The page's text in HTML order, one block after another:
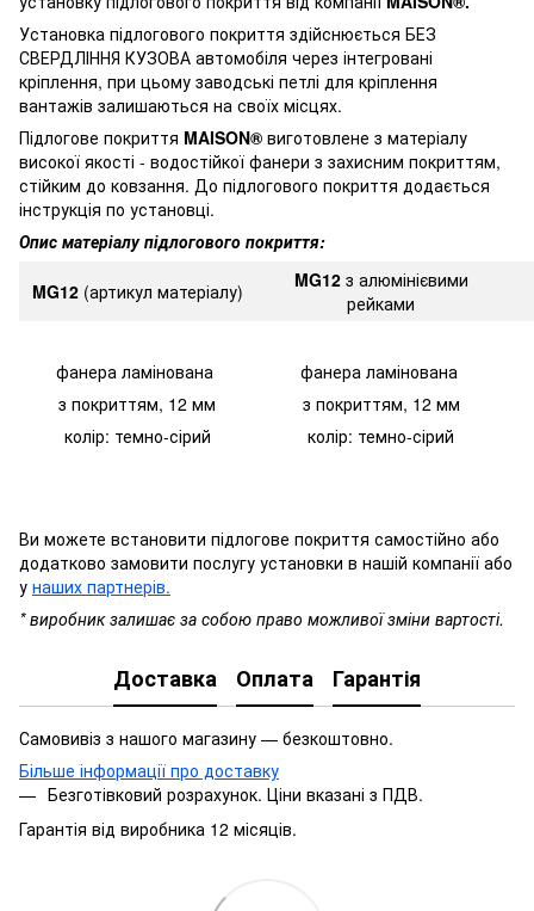
Установка підлогового покриття здійснюється БЕЗ
СВЕРДЛІННЯ КУЗОВА автомобіля через інтегровані
кріплення, при цьому заводські петлі для кріплення
вантажів залишаються на своїх місцях.
Підлогове покриття MAISON® виготовлене з матеріалу
високої якості - водостійкої фанери з захисним покриттям,
стійким до ковзання. До підлогового покриття додається
інструкція по установці.
Опис матеріалу підлогового покриття:
MG12 (артикул матеріалу) MG12з алюмінієвими
рейками
фанера ламінована
з покриттям, 12 мм
колір: темно-сірий
фанера ламінована
з покриттям, 12 мм
колір: темно-сірий
Ви можете встановити підлогове покриття самостійно або
додатково замовити послугу установки в нашій компанії або
у наших партнерів.
* виробник залишає за собою право можливої зміни вартості.
Доставка Оплата Гарантія
Самовивіз з нашого магазину — безкоштовно.
Більше інформації про доставку
Безготівковий розрахунок. Ціни вказані з ПДВ.
Гарантія від виробника 12 місяців.